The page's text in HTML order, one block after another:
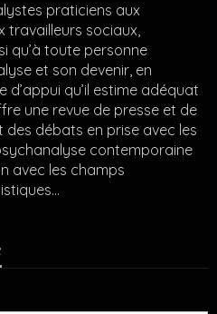
praticiens aux
travailleurs sociaux,
qu’à toute personne
et son devenir, en
qu’il estime adéquat
une revue de presse et de
débats en prise avec les
contemporaine
avec les champs